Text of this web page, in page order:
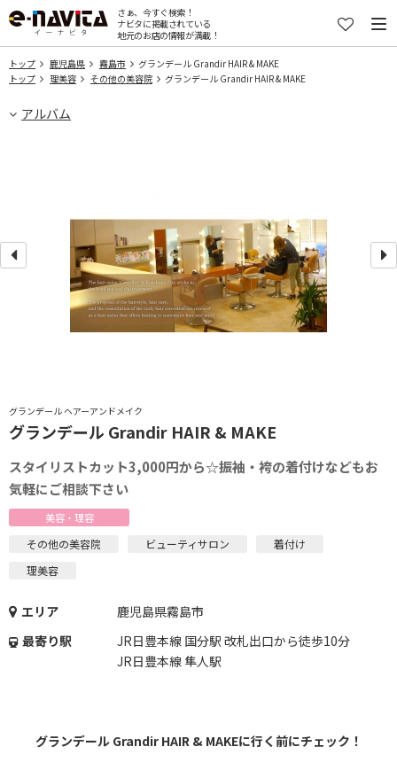
さぁ、今すぐ検索！
ナビタに掲載されている
地元のお店の情報が満載！
トップ 鹿児島県 霧島市
グランデール Grandir HAIR & MAKE
トップ
理美容 その他の美容院 グランデール Grandir HAIR & MAKE
アルバム
グランデール ヘアーアンドメイク
グランデール Grandir HAIR & MAKE
スタイリストカット3,000円から☆振袖・袴の着付けなどもお
気軽にご相談下さい
美容・理容
その他の美容院 ビューティサロン
着付け
理美容
エリア
鹿児島県霧島市
最寄り駅
JR日豊本線 国分駅 改札出口から徒歩10分
JR日豊本線 隼人駅
グランデール Grandir HAIR & MAKEに行く前にチェック！